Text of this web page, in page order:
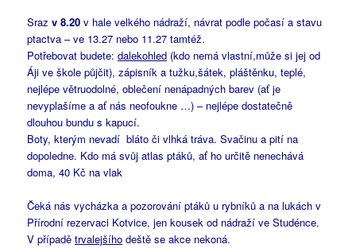
Srazv 8.20 v hale velkého nádraží, návrat podle počasí a stavu
ptactva – ve 13.27 nebo 11.27 tamtéž.
Potřebovat budete:dalekohled (kdo nemá vlastní,může si jej od
Áji ve škole půjčit), zápisník a tužku,šátek, pláštěnku, teplé,
nejlépe větruodolné, oblečení nenápadných barev (ať je
nevyplašíme a ať nás neofoukne …) – nejlépe dostatečně
dlouhou bundu s kapucí.
Boty, kterým nevadí bláto či vlhká tráva. Svačinu a pití na
dopoledne. Kdo má svůj atlas ptáků, ať ho určitě nenechává
doma, 40 Kč na vlak
Čeká nás vycházka a pozorování ptáků u rybníků a na lukách v
Přírodní rezervaci Kotvice, jen kousek od nádraží ve Studénce.
V případětrvalejšího deště se akce nekoná.